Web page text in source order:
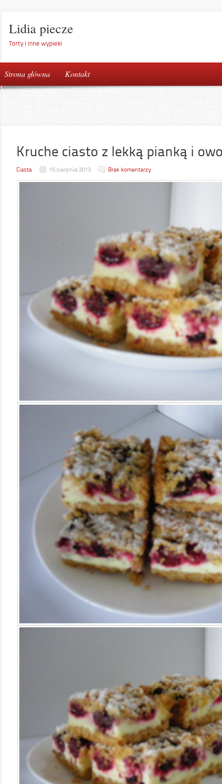
Lidia piecze
Torty i inne wypieki
Strona główna Kontakt
Kruche ciasto z lekką pianką i
Ciasta 15 sierpnia 2013 Brak komentarzy